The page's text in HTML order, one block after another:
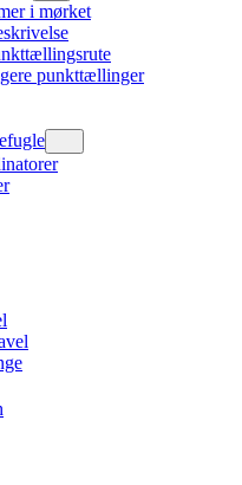
i mørket
punkttællinger